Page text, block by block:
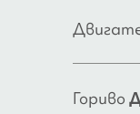
Гориво